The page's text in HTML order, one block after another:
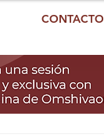
CONTACTO